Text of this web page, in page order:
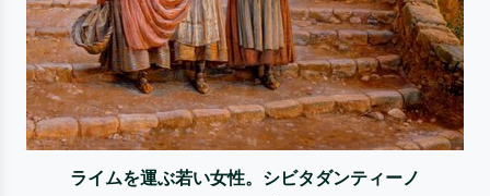
ライムを運ぶ若い女性。シビタダンティーノ